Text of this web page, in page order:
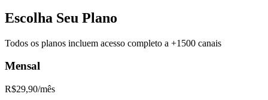
Escolha Seu Plano
Todos os planos incluem acesso completo a +1500 canais
Mensal
R$29,90/mês